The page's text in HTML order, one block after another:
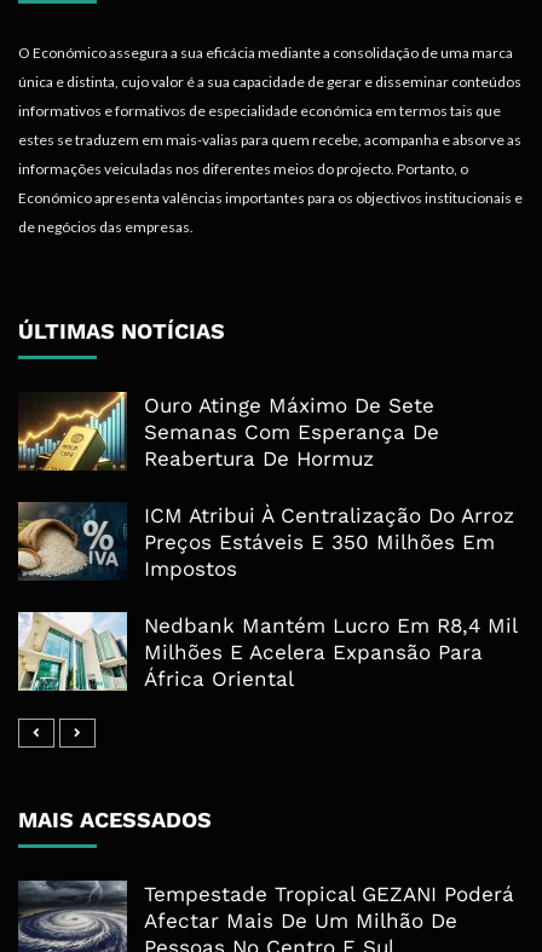
O Económico assegura a sua eficácia mediante a consolidação de uma marca
única e distinta, cujo valor é a sua capacidade de gerar e disseminar conteúdos
informativos e formativos de especialidade económica em termos tais que
estes se traduzem em mais-valias para quem recebe, acompanha e absorve as
informações veiculadas nos diferentes meios do projecto. Portanto, o
Económico apresenta valências importantes para os objectivos institucionais e
de negócios das empresas.
ÚLTIMAS NOTÍCIAS
Ouro Atinge Máximo De Sete
Semanas Com Esperança De
Reabertura De Hormuz
ICM Atribui À Centralização Do Arroz
Preços Estáveis E 350 Milhões Em
Impostos
Nedbank Mantém Lucro Em R8,4 Mil
Milhões E Acelera Expansão Para
África Oriental
MAIS ACESSADOS
Tempestade Tropical GEZANI Poderá
Afectar Mais De Um Milhão De
Pessoas No Centro E Sul ...